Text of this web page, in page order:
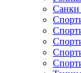
Санки